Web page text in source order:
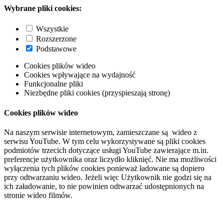
Wybrane pliki cookies:
Wszystkie
Rozszerzone
Podstawowe
Cookies plików wideo
Cookies wpływające na wydajność
Funkcjonalne pliki
Niezbędne pliki cookies (przyspieszają stronę)
Cookies plików wideo
Na naszym serwisie internetowym, zamieszczane są wideo z
serwisu YouTube. W tym celu wykorzystywane są pliki cookies
podmiotów trzecich dotyczące usługi YouTube zawierające m.in.
preferencje użytkownika oraz liczydło kliknięć. Nie ma możliwości
wyłączenia tych plików cookies ponieważ ładowane są dopiero
przy odtwarzaniu wideo. Jeżeli więc Użytkownik nie godzi się na
ich załadowanie, to nie powinien odtwarzać udostępnionych na
stronie wideo filmów.